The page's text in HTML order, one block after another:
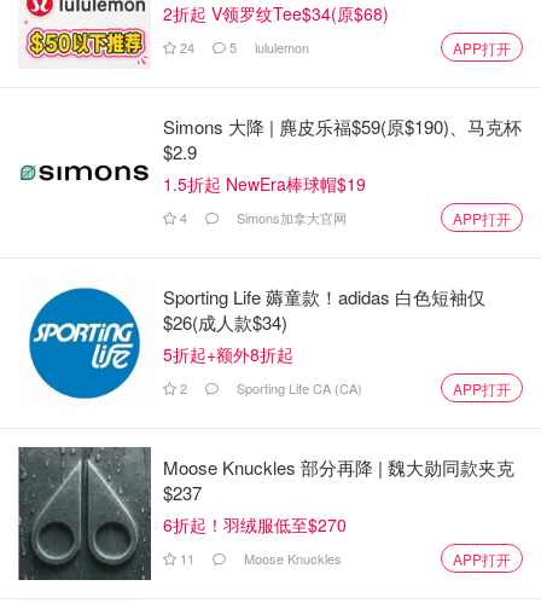
2折起 V领罗纹Tee$34(原$68)
24 5 lululemon APP打开
Simons 大降 | 麂皮乐福$59(原$190)、马克杯
$2.9
1.5折起 NewEra棒球帽$19
4 Simons加拿大官网 APP打开
Sporting Life 薅童款！adidas 白色短袖仅
$26(成人款$34)
5折起+额外8折起
2 Sporting Life CA (CA) APP打开
Moose Knuckles 部分再降 | 魏大勋同款夹克
$237
6折起！羽绒服低至$270
11 Moose Knuckles APP打开